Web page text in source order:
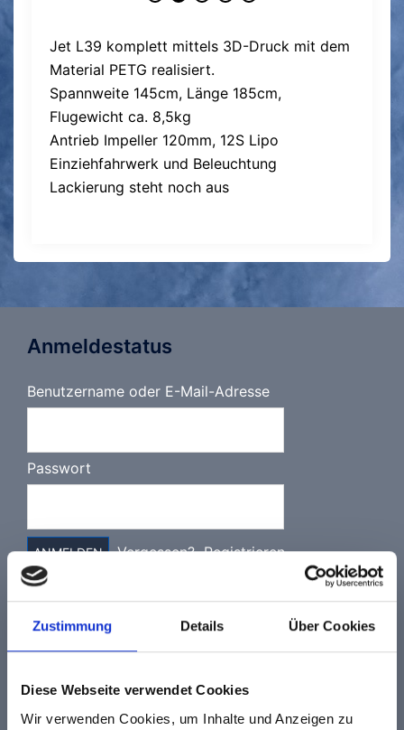
Zustimmung Details Über Cookies
Diese Webseite verwendet Cookies
Wir verwenden Cookies, um Inhalte und Anzeigen zu
Jet L39 komplett mittels 3D-Druck mit dem
Material PETG realisiert.
Spannweite 145cm, Länge 185cm,
Flugewicht ca. 8,5kg
Antrieb Impeller 120mm, 12S Lipo
Einziehfahrwerk und Beleuchtung
Lackierung steht noch aus
Anmeldestatus
Benutzername oder E-Mail-Adresse
Passwort
Vergessen? Registrieren
Schon probiert?
Das private Flugbuch online!